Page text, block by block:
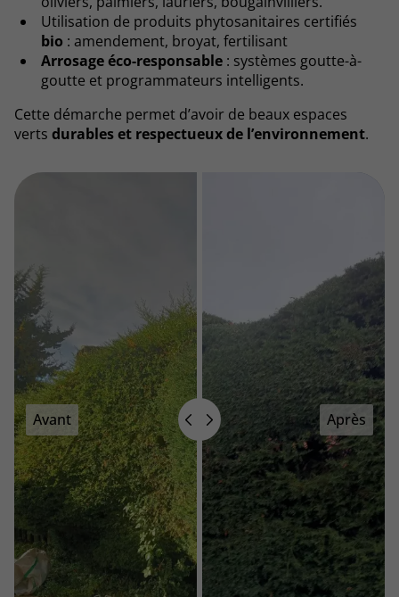
Utilisation de produits phytosanitaires certifiés
bio : amendement, broyat, fertilisant
Arrosage éco-responsable: systèmes goutte-à-
goutte et programmateurs intelligents.
Cette démarche permet d’avoir de beaux espaces
verts durables et respectueux de l’environnement.
Avant Après